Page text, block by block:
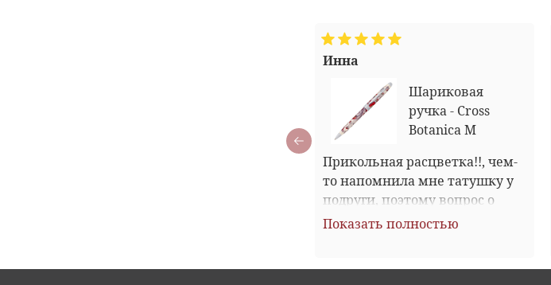
Инна
Шариковая
ручка - Cross
Botanica M
Прикольная расцветка!!, чем-
то напомнила мне татушку у
подруги, поэтому вопрос о
выборе подарка не стоял,
Показать полностью